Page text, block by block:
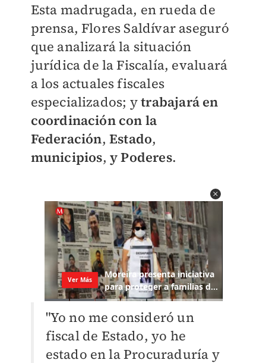
Esta madrugada, en rueda de
prensa, Flores Saldívar aseguró
que analizará la situación
jurídica de la Fiscalía, evaluará
a los actuales fiscales
especializados; ytrabajará en
coordinación con la
Federación, Estado,
municipios, y Poderes.
"Yo no me consideró un
fiscal de Estado, yo he
estado en la Procuraduría y